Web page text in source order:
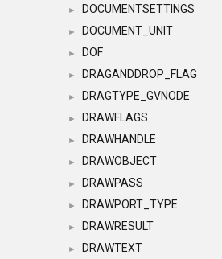
► DOCUMENTSETTINGS
► DOCUMENT_UNIT
► DOF
► DRAGANDDROP_FLAG
► DRAGTYPE_GVNODE
► DRAWFLAGS
► DRAWHANDLE
► DRAWOBJECT
► DRAWPASS
► DRAWPORT_TYPE
► DRAWRESULT
► DRAWTEXT